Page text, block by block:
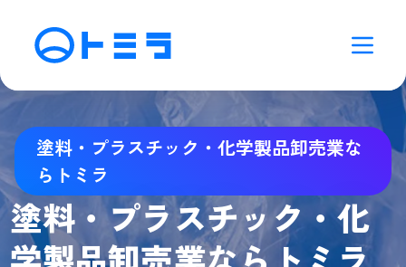
塗料・プラスチック・化学製品卸売業な
らトミラ
塗料・プラスチック・化